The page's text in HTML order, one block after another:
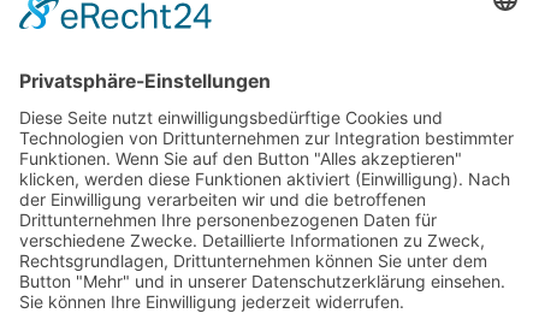
Service-Team
05021-8650320
Diese E-Mail-Adresse ist vor Spambots geschützt! Zur Anzeige
muss JavaScript eingeschaltet sein.
Wir sind Mitglied